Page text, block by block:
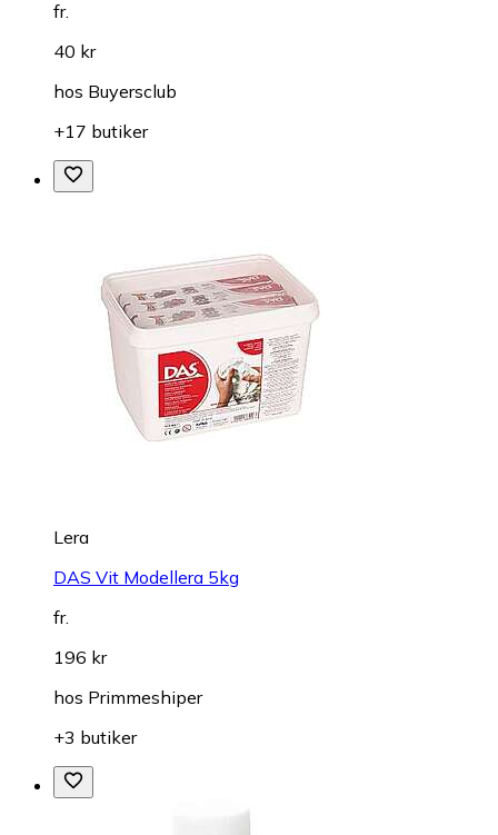
fr.
40 kr
hos Buyersclub
+17 butiker
Lera
DAS Vit Modellera 5kg
fr.
196 kr
hos Primmeshiper
+3 butiker